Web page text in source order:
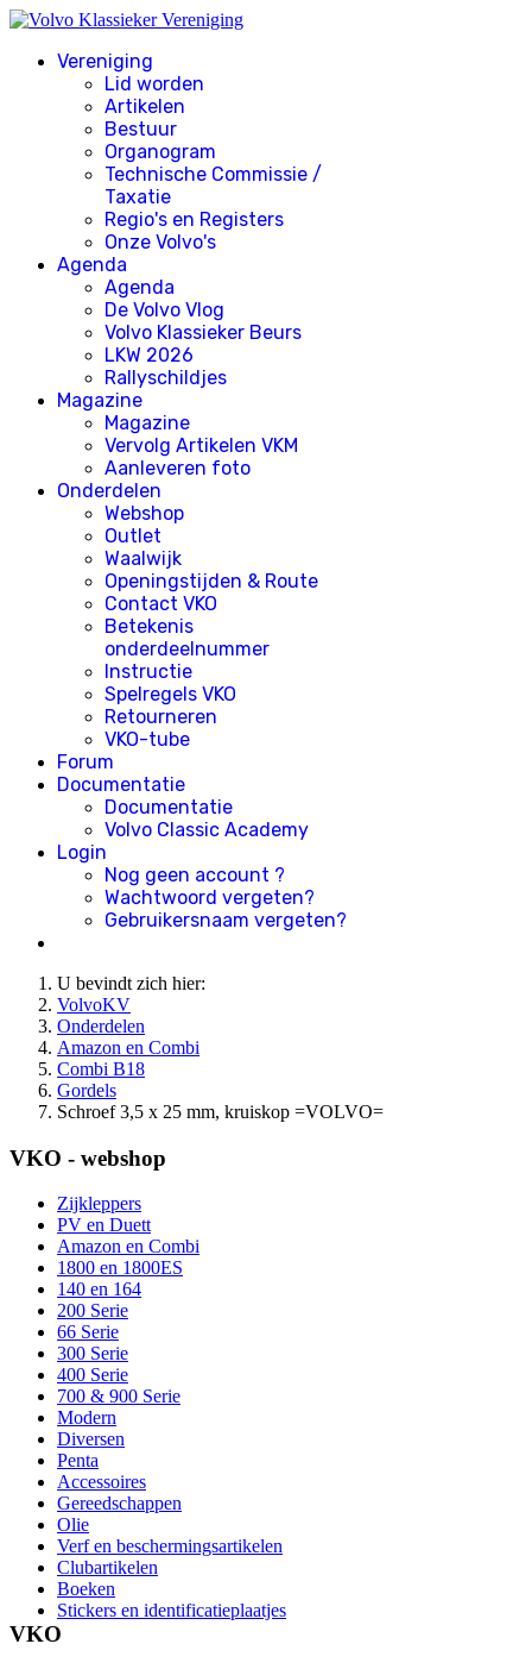
Vereniging
Lid worden
Artikelen
Bestuur
Organogram
Technische Commissie /
Taxatie
Regio's en Registers
Onze Volvo's
Agenda
Agenda
De Volvo Vlog
Volvo Klassieker Beurs
LKW 2026
Rallyschildjes
Magazine
Magazine
Vervolg Artikelen VKM
Aanleveren foto
Onderdelen
Webshop
Outlet
Waalwijk
Openingstijden & Route
Contact VKO
Betekenis
onderdeelnummer
Instructie
Spelregels VKO
Retourneren
VKO-tube
Forum
Documentatie
Documentatie
Volvo Classic Academy
Login
Nog geen account ?
Wachtwoord vergeten?
Gebruikersnaam vergeten?
U bevindt zich hier:
VolvoKV
Onderdelen
Amazon en Combi
Combi B18
Gordels
Schroef 3,5 x 25 mm, kruiskop =VOLVO=
VKO - webshop
Zijkleppers
PV en Duett
Amazon en Combi
1800 en 1800ES
140 en 164
200 Serie
66 Serie
300 Serie
400 Serie
700 & 900 Serie
Modern
Diversen
Penta
Accessoires
Gereedschappen
Olie
Verf en beschermingsartikelen
Clubartikelen
Boeken
Stickers en identificatieplaatjes
VKO